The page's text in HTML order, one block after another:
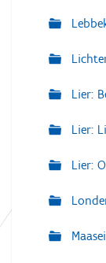
Lier:
Lier:
Lier: